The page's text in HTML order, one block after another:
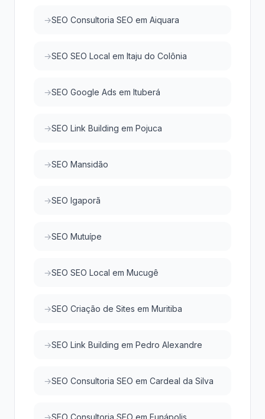
SEO Consultoria SEO em Aiquara
SEO SEO Local em Itaju do Colônia
SEO Google Ads em Ituberá
SEO Link Building em Pojuca
SEO Mansidão
SEO Igaporã
SEO Mutuípe
SEO SEO Local em Mucugê
SEO Criação de Sites em Muritiba
SEO Link Building em Pedro Alexandre
SEO Consultoria SEO em Cardeal da Silva
SEO Consultoria SEO em Eunápolis